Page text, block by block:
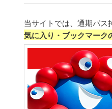
当サイトでは、通期パス
気に入り・ブックマーク